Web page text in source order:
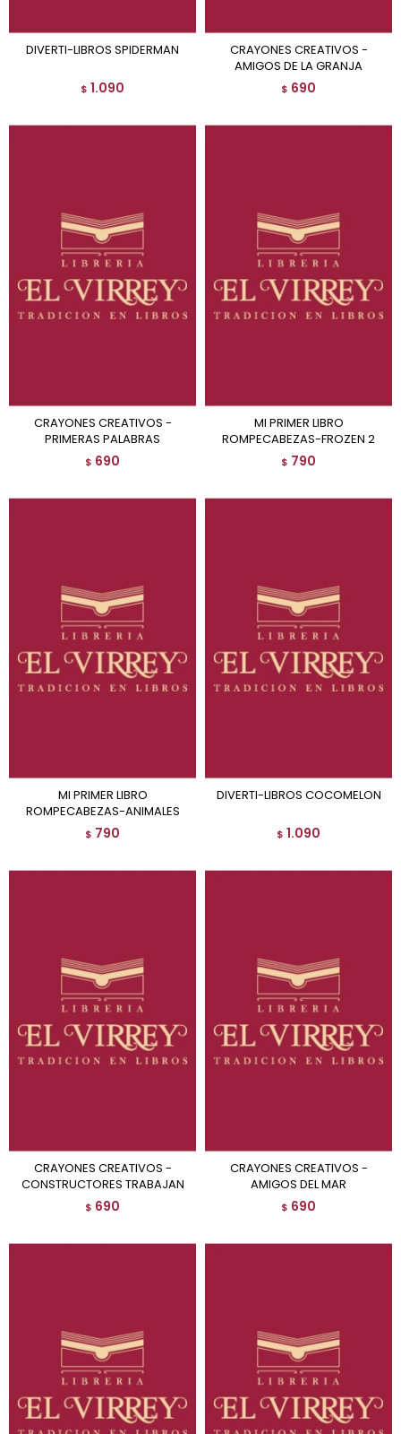
DIVERTI-LIBROS SPIDERMAN
$ 1.090
CRAYONES CREATIVOS -
AMIGOS DE LA GRANJA
$ 690
CRAYONES CREATIVOS -
PRIMERAS PALABRAS
$ 690
MI PRIMER LIBRO
ROMPECABEZAS-FROZEN 2
$ 790
MI PRIMER LIBRO
ROMPECABEZAS-ANIMALES
$ 790
DIVERTI-LIBROS COCOMELON
$ 1.090
CRAYONES CREATIVOS -
CONSTRUCTORES TRABAJAN
$ 690
CRAYONES CREATIVOS -
AMIGOS DEL MAR
$ 690